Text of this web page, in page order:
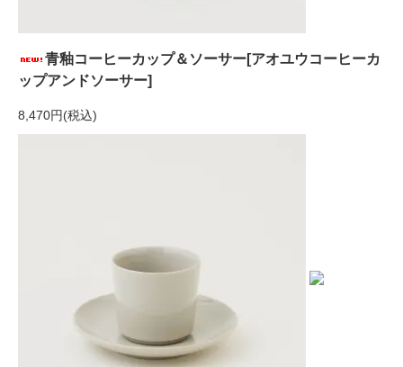
青釉コーヒーカップ＆ソーサー[アオユウコーヒーカ
ップアンドソーサー]
8,470円(税込)